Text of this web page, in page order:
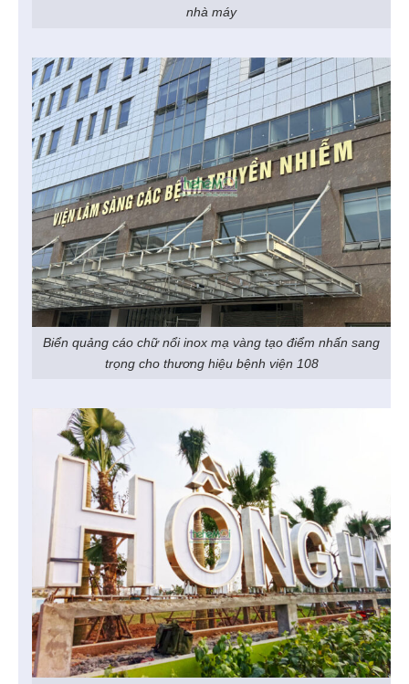
nhà máy
Biển quảng cáo chữ nổi inox mạ vàng tạo điểm nhấn sang
trọng cho thương hiệu bệnh viện 108